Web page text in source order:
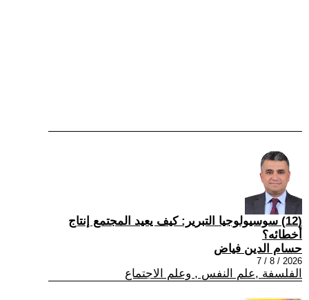
(12) سوسيولوجيا التبرير: كيف يعيد المجتمع إنتاج
أخطائه؟
حسام الدين فياض
2026 / 8 / 7
الفلسفة ,علم النفس , وعلم الاجتماع